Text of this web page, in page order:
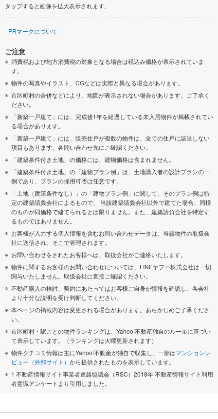
タップすると画像を拡大表示されます。
PRマークについて
ご注意
消費税および地方消費税の対象となる場合は税込み価格が表示されていま
す。
物件の写真やイラスト、CGなどは実際と異なる場合があります。
市区町村の合併などにより、地図が表示されない場合があります。ご了承く
ださい。
「新築一戸建て」には、完成後1年を経過している未入居物件が掲載されてい
る場合があります。
「新築一戸建て」には、販売住戸が複数の物件は、全ての住戸に該当しない
項目もあります。各問い合わせ先にご確認ください。
「建築条件付き土地」の価格には、建物価格は含まれません。
「建築条件付き土地」の「建物プラン例」は、土地購入者の設計プランの一
例であり、プランの採用可否は任意です。
「土地（建築条件なし）」の「建物プラン例」に関して、そのプラン例は特
定の建築請負会社によるもので、 当該建築請負会社以外で建てた場合、同様
のものが同価格で建てられるとは限りません。また、建築請負会社を特定す
るものではありません。
お客様が入力する個人情報を含むお問い合わせデータは、当該物件の取扱会
社に送信され、そこで管理されます。
お問い合わせをされたお客様へは、取扱会社がご連絡いたします。
物件に関するお客様のお問い合わせについては、LINEヤフー株式会社は一切
関与いたしません。取扱会社に直接ご確認ください。
不動産購入の検討、契約にあたってはお客様ご自身が情報を確認し、各会社
より十分な説明を受け判断してください。
本ページの掲載内容は変更される場合があります。あらかじめご了承くださ
い。
市区町村・駅ごとの物件ランキングは、Yahoo!不動産独自のルールに基づい
て表示しています。（ランキングは火曜更新されます）
物件クチコミ情報は主にYahoo!不動産が独自で収集し、一部はマンションレ
ビュー（外部サイト） から提供されたものを表示しています。
1 不動産情報サイト事業者連絡協議会（RSC）2018年 不動産情報サイト利用
者意識アンケートより引用しました。